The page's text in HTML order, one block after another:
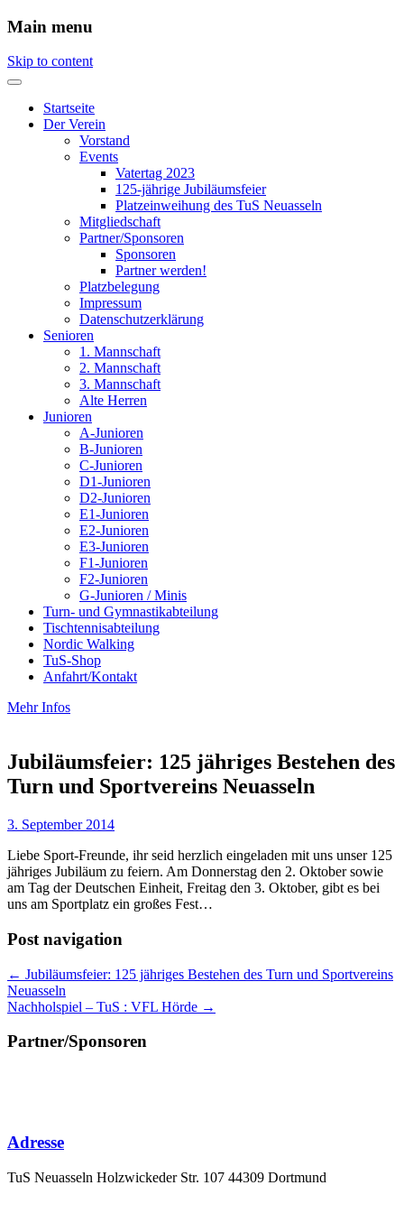
Main menu
Skip to content
Startseite
Der Verein
Vorstand
Events
Vatertag 2023
125-jährige Jubiläumsfeier
Platzeinweihung des TuS Neuasseln
Mitgliedschaft
Partner/Sponsoren
Sponsoren
Partner werden!
Platzbelegung
Impressum
Datenschutzerklärung
Senioren
1. Mannschaft
2. Mannschaft
3. Mannschaft
Alte Herren
Junioren
A-Junioren
B-Junioren
C-Junioren
D1-Junioren
D2-Junioren
E1-Junioren
E2-Junioren
E3-Junioren
F1-Junioren
F2-Junioren
G-Junioren / Minis
Turn- und Gymnastikabteilung
Tischtennisabteilung
Nordic Walking
TuS-Shop
Anfahrt/Kontakt
Mehr Infos
Jubiläumsfeier: 125 jähriges Bestehen des
Turn und Sportvereins Neuasseln
3. September 2014
Liebe Sport-Freunde, ihr seid herzlich eingeladen mit uns unser 125
jähriges Jubiläum zu feiern. Am Donnerstag den 2. Oktober sowie
am Tag der Deutschen Einheit, Freitag den 3. Oktober, gibt es bei
uns am Sportplatz ein großes Fest…
Post navigation
← Jubiläumsfeier: 125 jähriges Bestehen des Turn und Sportvereins
Neuasseln
Nachholspiel – TuS : VFL Hörde →
Partner/Sponsoren
Adresse
TuS Neuasseln Holzwickeder Str. 107 44309 Dortmund